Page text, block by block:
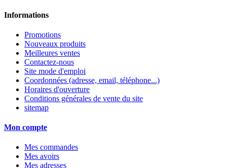
Informations
Promotions
Nouveaux produits
Meilleures ventes
Contactez-nous
Site mode d'emploi
Coordonnées (adresse, email, téléphone...)
Horaires d'ouverture
Conditions générales de vente du site
sitemap
Mon compte
Mes commandes
Mes avoirs
Mes adresses